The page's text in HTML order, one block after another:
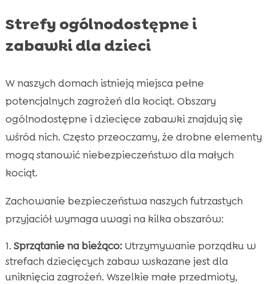
Strefy ogólnodostępne i
zabawki dla dzieci
W naszych domach istnieją miejsca pełne
potencjalnych zagrożeń dla kociąt. Obszary
ogólnodostępne i dziecięce zabawki znajdują się
wśród nich. Często przeoczamy, że drobne elementy
mogą stanowić niebezpieczeństwo dla małych
kociąt.
Zachowanie bezpieczeństwa naszych futrzastych
przyjaciół wymaga uwagi na kilka obszarów:
Sprzątanie na bieżąco:Utrzymywanie porządku w
strefach dziecięcych zabaw wskazane jest dla
uniknięcia zagrożeń. Wszelkie małe przedmioty,